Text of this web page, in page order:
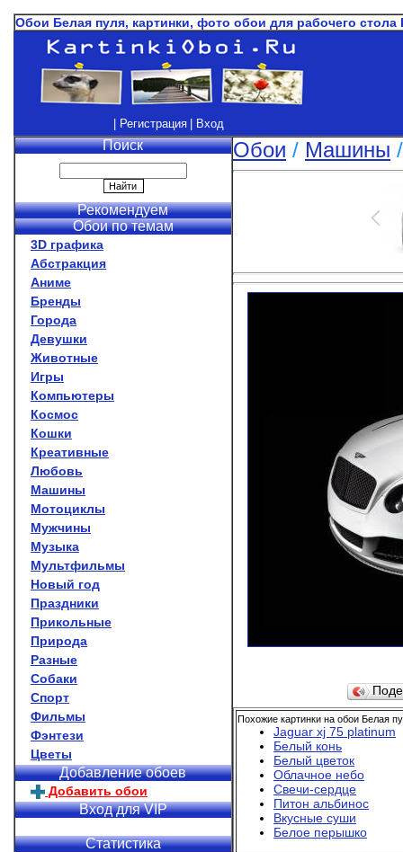
Обои Белая пуля, картинки, фото обои для рабочего стола
| Регистрация | Вход
Поиск
Рекомендуем
Обои по темам
3D графика
Абстракция
Аниме
Бренды
Города
Девушки
Животные
Игры
Компьютеры
Космос
Кошки
Креативные
Любовь
Машины
Мотоциклы
Мужчины
Музыка
Мультфильмы
Новый год
Праздники
Прикольные
Природа
Разные
Собаки
Спорт
Фильмы
Фэнтези
Цветы
Добавление обоев
Добавить обои
Вход для VIP
Статистика
Обои / Машины
Похожие картинки на обои Белая
Jaguar xj 75 platinum
Белый конь
Белый цветок
Облачное небо
Свечи-сердце
Питон альбинос
Вкусные суши
Белое перышко